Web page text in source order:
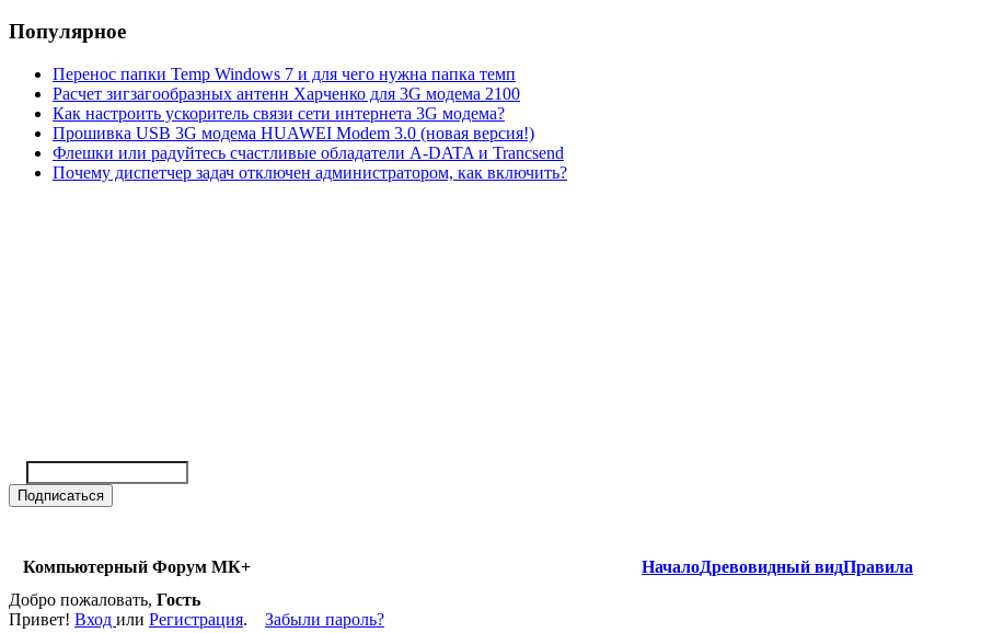
Популярное
Перенос папки Temp Windows 7 и для чего нужна папка темп
Расчет зигзагообразных антенн Харченко для 3G модема 2100
Как настроить ускоритель связи сети интернета 3G модема?
Прошивка USB 3G модема HUAWEI Modem 3.0 (новая версия!)
Флешки или радуйтесь счастливые обладатели A-DATA и Trancsend
Почему диспетчер задач отключен администратором, как включить?
Компьютерный Форум МК+ НачалоДревовидный видПравила
Добро пожаловать, Гость
Привет! Вход или Регистрация. Забыли пароль?